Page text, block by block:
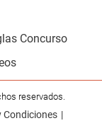
Concurso
reservados.
Condiciones